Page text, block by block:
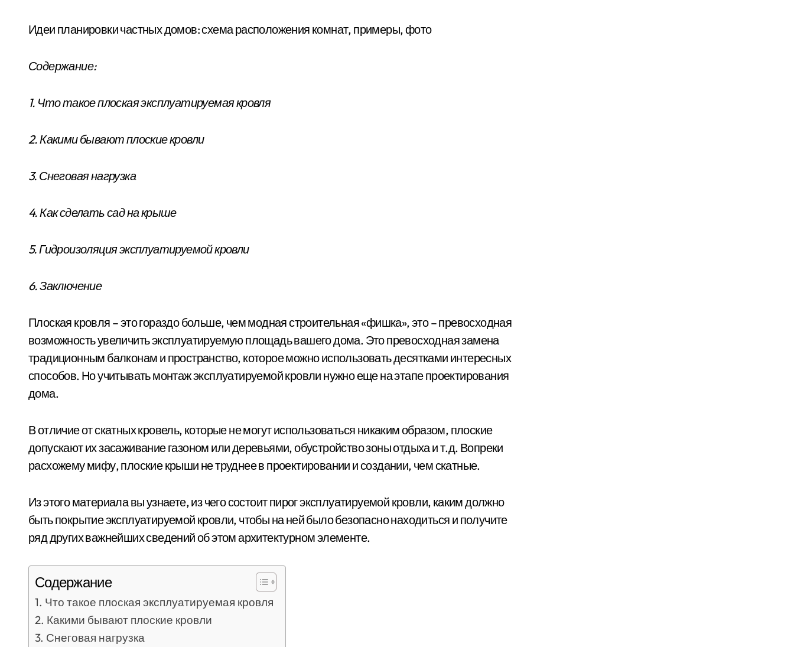
Идеи планировки частных домов: схема расположения комнат, примеры, фото
Содержание:
1. Что такое плоская эксплуатируемая кровля
2. Какими бывают плоские кровли
3. Снеговая нагрузка
4. Как сделать сад на крыше
5. Гидроизоляция эксплуатируемой кровли
6. Заключение
Плоская кровля – это гораздо больше, чем модная строительная «фишка», это – превосходная
возможность увеличить эксплуатируемую площадь вашего дома. Это превосходная замена
традиционным балконам и пространство, которое можно использовать десятками интересных
способов. Но учитывать монтаж эксплуатируемой кровли нужно еще на этапе проектирования
дома.
В отличие от скатных кровель, которые не могут использоваться никаким образом, плоские
допускают их засаживание газоном или деревьями, обустройство зоны отдыха и т.д. Вопреки
расхожему мифу, плоские крыши не труднее в проектировании и создании, чем скатные.
Из этого материала вы узнаете, из чего состоит пирог эксплуатируемой кровли, каким должно
быть покрытие эксплуатируемой кровли, чтобы на ней было безопасно находиться и получите
ряд других важнейших сведений об этом архитектурном элементе.
Содержание
Что такое плоская эксплуатируемая кровля
Какими бывают плоские кровли
Снеговая нагрузка